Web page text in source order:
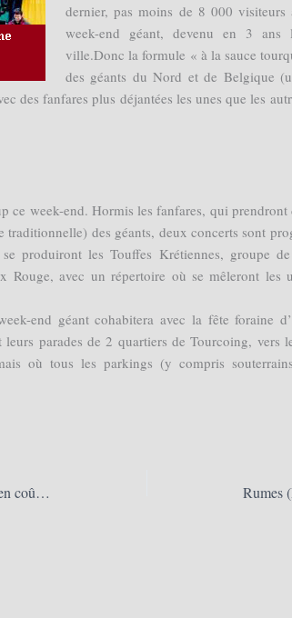
dernier, pas moins de 8 000
week-end géant, devenu en 3
ville.Donc la formule « à la sauce
des géants du Nord et de Belgique
des fanfares plus déjantées les unes que les
ce week-end. Hormis les fanfares, qui
des géants, deux concerts sont
produiront les Touffes Krétiennes, groupe
Rouge, avec un répertoire où se mêleront les
end géant cohabitera avec la fête foraine
parades de 2 quartiers de Tourcoing, vers
où tous les parkings (y compris
Bailleul (F) – Carnaval de Bailleul : combien coûte la réussite de la fête ? (La Voix du Nord)